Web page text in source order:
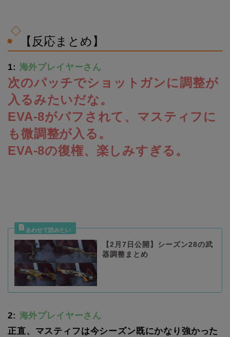
【反応まとめ】
1: 海外プレイヤーさん
次のパッチでショットガンに調整が
入るみたいだな。
EVA-8がバフされて、マスティフに
も微調整が入る。
EVA-8の復権、楽しみすぎる。
【2月7日公開】シーズン28の武
器調整まとめ
2: 海外プレイヤーさん
正直、マスティフは今シーズン既にかなり強かった